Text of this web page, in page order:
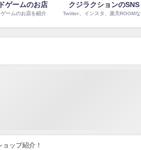
ゲームのお店
ームのお店を紹介
クジラクションのSNS
Twitter、インスタ、楽天ROOM
ップ紹介！